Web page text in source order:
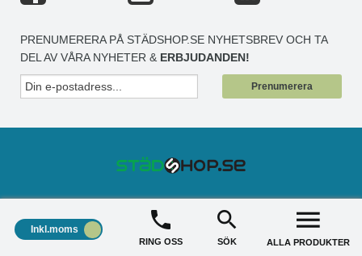
PRENUMERERA PÅ STÄDSHOP.SE NYHETSBREV OCH TA
DEL AV VÅRA NYHETER & ERBJUDANDEN!
Prenumerera
Inkl.moms
RING OSS SÖK ALLA PRODUKTER